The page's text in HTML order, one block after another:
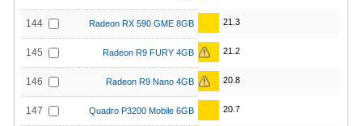
144 Radeon RX 590 GME 8GB 21.3
145 Radeon R9 FURY 4GB 21.2
146 Radeon R9 Nano 4GB 20.8
147 Quadro P3200 Mobile 6GB 20.7